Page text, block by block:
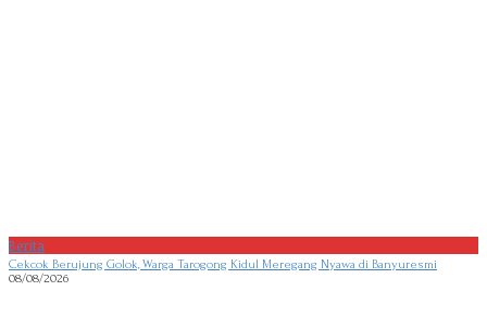
Berita
Cekcok Berujung Golok, Warga Tarogong Kidul Meregang Nyawa di Banyuresmi
08/08/2026